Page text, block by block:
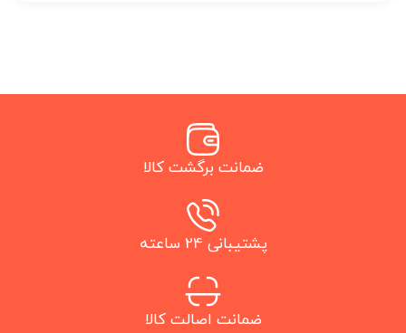
ضمانت برگشت کالا
پشتیبانی 24 ساعته
ضمانت اصالت کالا